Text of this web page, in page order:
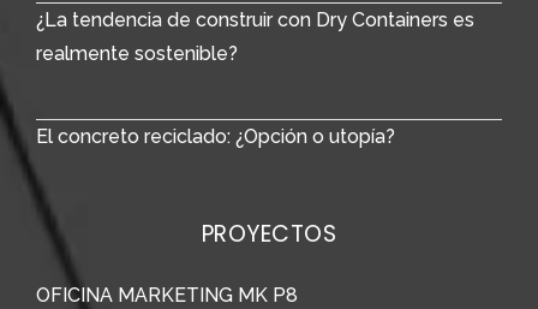
¿La tendencia de construir con Dry Containers es
realmente sostenible?
El concreto reciclado: ¿Opción o utopía?
PROYECTOS
OFICINA MARKETING MK P8